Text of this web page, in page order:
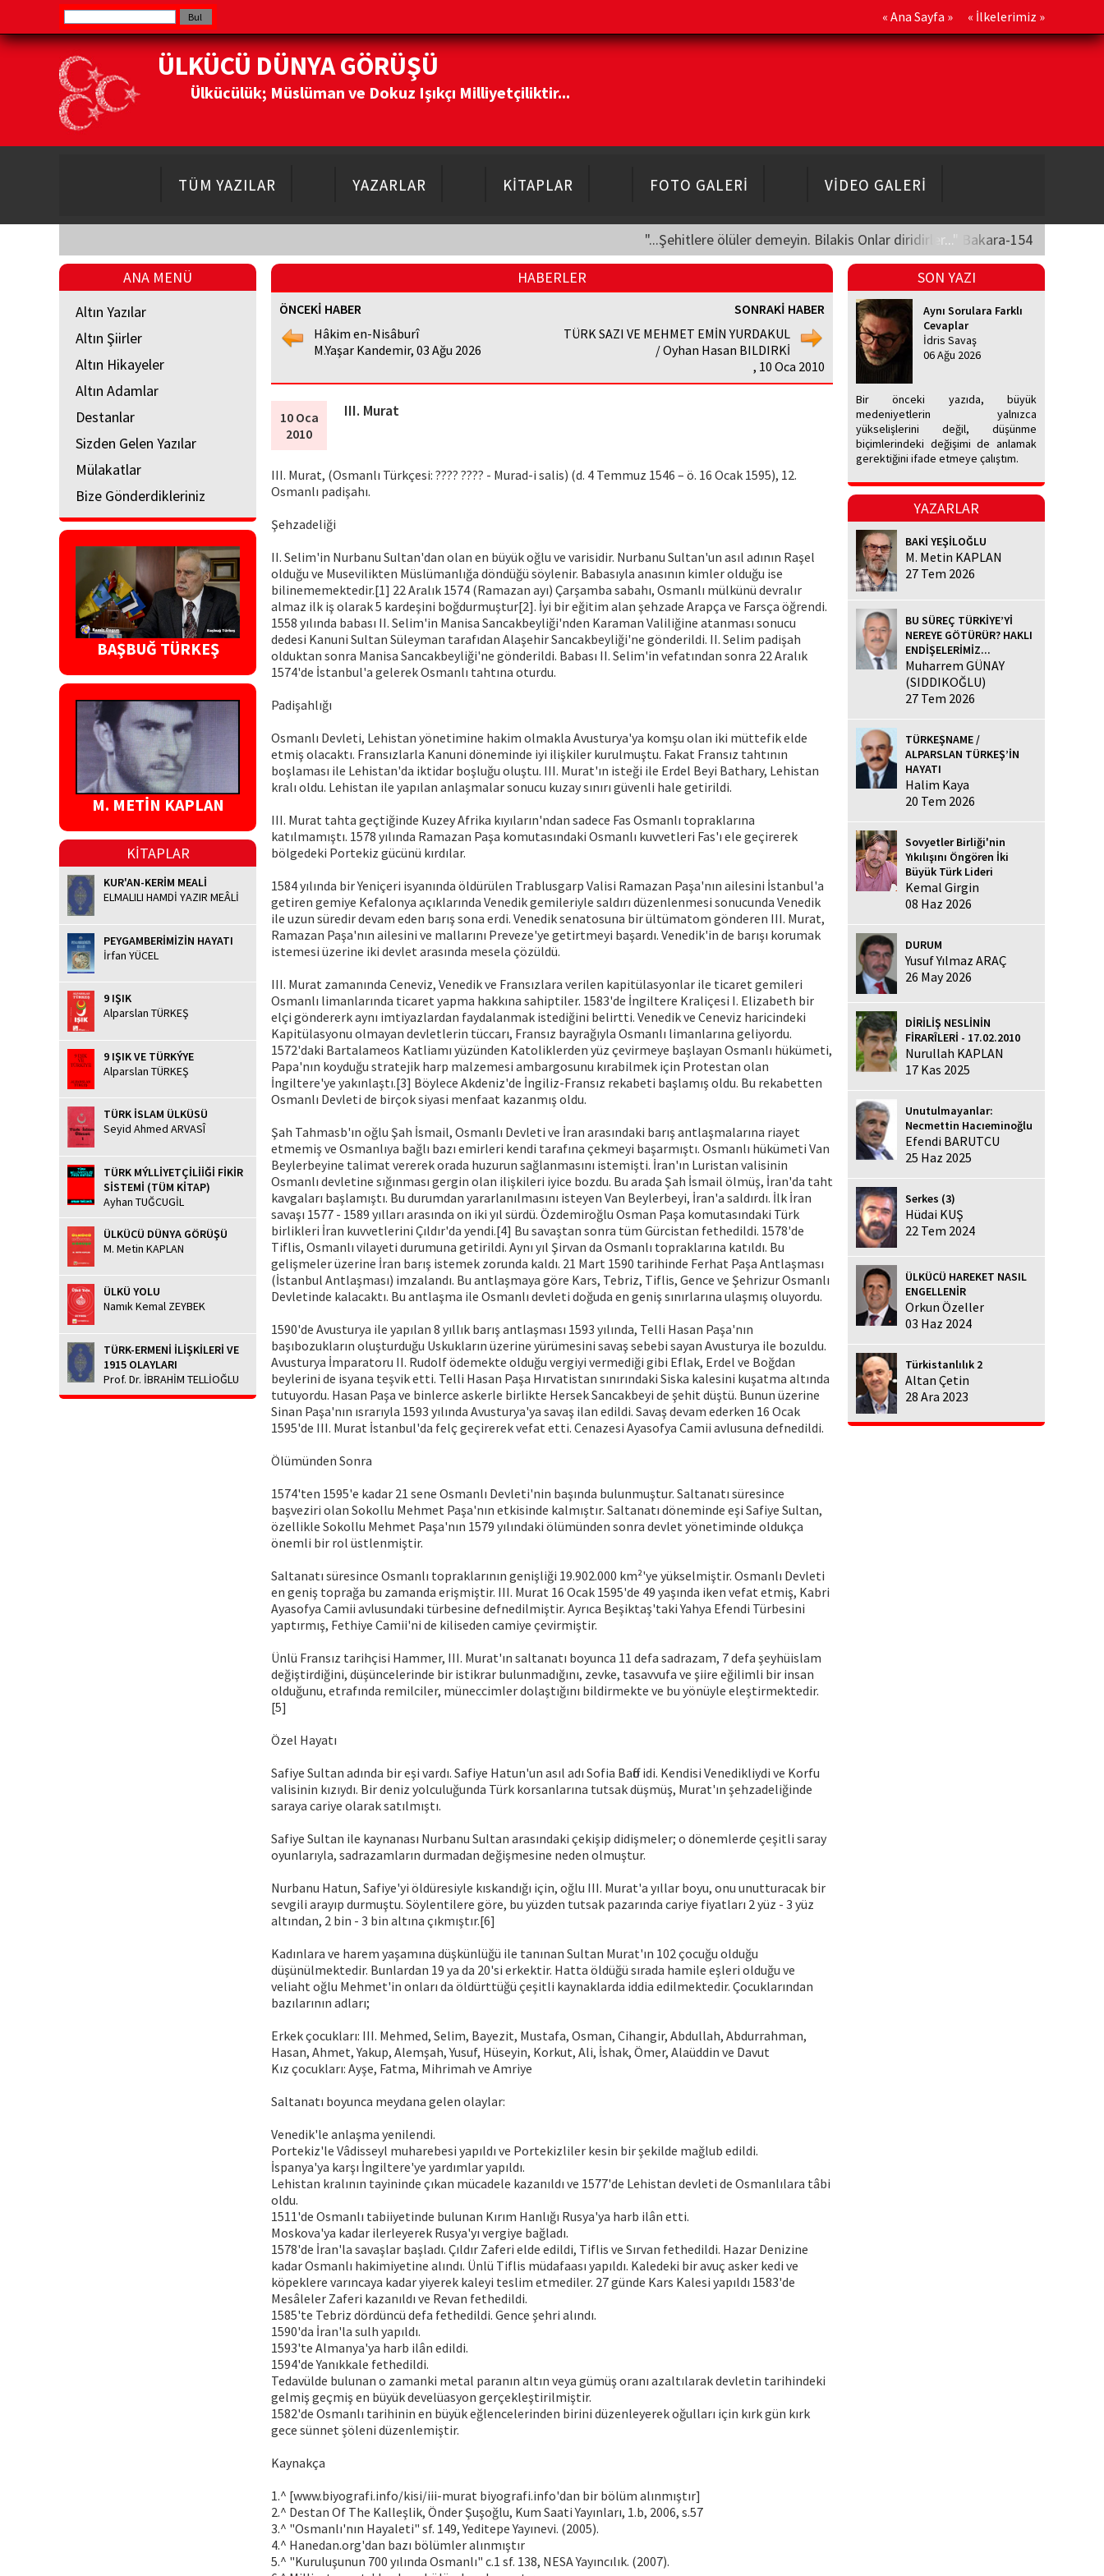
« Ana Sayfa » « İlkelerimiz »
ÜLKÜCÜ DÜNYA GÖRÜŞÜ
Ülkücülük; Müslüman ve Dokuz Işıkçı Milliyetçiliktir...
TÜM YAZILAR YAZARLAR KİTAPLAR FOTO GALERİ VİDEO GALERİ
"...Şehitlere ölüler demeyin. Bilakis Onlar diridirler..." Bakara-154
ANA MENÜ
Altın Yazılar
Altın Şiirler
Altın Hikayeler
Altın Adamlar
Destanlar
Sizden Gelen Yazılar
Mülakatlar
Bize Gönderdikleriniz
BAŞBUĞ TÜRKEŞ
M. METİN KAPLAN
KİTAPLAR
KUR'AN-KERİM MEALİ
ELMALILI HAMDİ YAZIR MEÂLİ
PEYGAMBERİMİZİN HAYATI
İrfan YÜCEL
9 IŞIK
Alparslan TÜRKEŞ
9 IŞIK VE TÜRKÝYE
Alparslan TÜRKEŞ
TÜRK İSLAM ÜLKÜSÜ
Seyid Ahmed ARVASÎ
TÜRK MÝLLİYETÇİLİİĞİ FİKİR
SİSTEMİ (TÜM KİTAP)
Ayhan TUĞCUGİL
ÜLKÜCÜ DÜNYA GÖRÜŞÜ
M. Metin KAPLAN
ÜLKÜ YOLU
Namık Kemal ZEYBEK
TÜRK-ERMENİ İLİŞKİLERİ VE
1915 OLAYLARI
Prof. Dr. İBRAHİM TELLİOĞLU
HABERLER
ÖNCEKİ HABER
Hâkim en-Nisâburî
M.Yaşar Kandemir, 03 Ağu 2026
SONRAKİ HABER
TÜRK SAZI VE MEHMET EMİN YURDAKUL
/ Oyhan Hasan BILDIRKİ
, 10 Oca 2010
10 Oca
2010
III. Murat
III. Murat, (Osmanlı Türkçesi: ???? ???? - Murad-i salis) (d. 4 Temmuz 1546 – ö. 16 Ocak 1595), 12.
Osmanlı padişahı.
Şehzadeliği
II. Selim'in Nurbanu Sultan'dan olan en büyük oğlu ve varisidir. Nurbanu Sultan'un asıl adının Raşel
olduğu ve Musevilikten Müslümanlığa döndüğü söylenir. Babasıyla anasının kimler olduğu ise
bilinememektedir.[1] 22 Aralık 1574 (Ramazan ayı) Çarşamba sabahı, Osmanlı mülkünü devralır
almaz ilk iş olarak 5 kardeşini boğdurmuştur[2]. İyi bir eğitim alan şehzade Arapça ve Farsça öğrendi.
1558 yılında babası II. Selim'in Manisa Sancakbeyliği'nden Karaman Valiliğine atanması sonucu
dedesi Kanuni Sultan Süleyman tarafıdan Alaşehir Sancakbeyliği'ne gönderildi. II. Selim padişah
olduktan sonra Manisa Sancakbeyliği'ne gönderildi. Babası II. Selim'in vefatından sonra 22 Aralık
1574'de İstanbul'a gelerek Osmanlı tahtına oturdu.
Padişahlığı
Osmanlı Devleti, Lehistan yönetimine hakim olmakla Avusturya'ya komşu olan iki müttefik elde
etmiş olacaktı. Fransızlarla Kanuni döneminde iyi ilişkiler kurulmuştu. Fakat Fransız tahtının
boşlaması ile Lehistan'da iktidar boşluğu oluştu. III. Murat'ın isteği ile Erdel Beyi Bathary, Lehistan
kralı oldu. Lehistan ile yapılan anlaşmalar sonucu kuzay sınırı güvenli hale getirildi.
III. Murat tahta geçtiğinde Kuzey Afrika kıyıların'ndan sadece Fas Osmanlı topraklarına
katılmamıştı. 1578 yılında Ramazan Paşa komutasındaki Osmanlı kuvvetleri Fas'ı ele geçirerek
bölgedeki Portekiz gücünü kırdılar.
1584 yılında bir Yeniçeri isyanında öldürülen Trablusgarp Valisi Ramazan Paşa'nın ailesini İstanbul'a
getiren gemiye Kefalonya açıklarında Venedik gemileriyle saldırı düzenlenmesi sonucunda Venedik
ile uzun süredir devam eden barış sona erdi. Venedik senatosuna bir ültümatom gönderen III. Murat,
Ramazan Paşa'nın ailesini ve mallarını Preveze'ye getirtmeyi başardı. Venedik'in de barışı korumak
istemesi üzerine iki devlet arasında mesela çözüldü.
III. Murat zamanında Ceneviz, Venedik ve Fransızlara verilen kapitülasyonlar ile ticaret gemileri
Osmanlı limanlarında ticaret yapma hakkına sahiptiler. 1583'de İngiltere Kraliçesi I. Elizabeth bir
elçi göndererk aynı imtiyazlardan faydalanmak istediğini belirtti. Venedik ve Ceneviz haricindeki
Kapitülasyonu olmayan devletlerin tüccarı, Fransız bayrağıyla Osmanlı limanlarına geliyordu.
1572'daki Bartalameos Katliamı yüzünden Katoliklerden yüz çevirmeye başlayan Osmanlı hükümeti,
Papa'nın koyduğu stratejik harp malzemesi ambargosunu kırabilmek için Protestan olan
İngiltere'ye yakınlaştı.[3] Böylece Akdeniz'de İngiliz-Fransız rekabeti başlamış oldu. Bu rekabetten
Osmanlı Devleti de birçok siyasi menfaat kazanmış oldu.
Şah Tahmasb'ın oğlu Şah İsmail, Osmanlı Devleti ve İran arasındaki barış antlaşmalarına riayet
etmemiş ve Osmanlıya bağlı bazı emirleri kendi tarafına çekmeyi başarmıştı. Osmanlı hükümeti Van
Beylerbeyine talimat vererek orada huzurun sağlanmasını istemişti. İran'ın Luristan valisinin
Osmanlı devletine sığınması gergin olan ilişkileri iyice bozdu. Bu arada Şah İsmail ölmüş, İran'da taht
kavgaları başlamıştı. Bu durumdan yararlanılmasını isteyen Van Beylerbeyi, İran'a saldırdı. İlk İran
savaşı 1577 - 1589 yılları arasında on iki yıl sürdü. Özdemiroğlu Osman Paşa komutasındaki Türk
birlikleri İran kuvvetlerini Çıldır'da yendi.[4] Bu savaştan sonra tüm Gürcistan fethedildi. 1578'de
Tiflis, Osmanlı vilayeti durumuna getirildi. Aynı yıl Şirvan da Osmanlı topraklarına katıldı. Bu
gelişmeler üzerine İran barış istemek zorunda kaldı. 21 Mart 1590 tarihinde Ferhat Paşa Antlaşması
(İstanbul Antlaşması) imzalandı. Bu antlaşmaya göre Kars, Tebriz, Tiflis, Gence ve Şehrizur Osmanlı
Devletinde kalacaktı. Bu antlaşma ile Osmanlı devleti doğuda en geniş sınırlarına ulaşmış oluyordu.
1590'de Avusturya ile yapılan 8 yıllık barış antlaşması 1593 yılında, Telli Hasan Paşa'nın
başıbozukların oluşturduğu Uskukların üzerine yürümesini savaş sebebi sayan Avusturya ile bozuldu.
Avusturya İmparatoru II. Rudolf ödemekte olduğu vergiyi vermediği gibi Eflak, Erdel ve Boğdan
beylerini de isyana teşvik etti. Telli Hasan Paşa Hırvatistan sınırındaki Siska kalesini kuşatma altında
tutuyordu. Hasan Paşa ve binlerce askerle birlikte Hersek Sancakbeyi de şehit düştü. Bunun üzerine
Sinan Paşa'nın ısrarıyla 1593 yılında Avusturya'ya savaş ilan edildi. Savaş devam ederken 16 Ocak
1595'de III. Murat İstanbul'da felç geçirerek vefat etti. Cenazesi Ayasofya Camii avlusuna defnedildi.
Ölümünden Sonra
1574'ten 1595'e kadar 21 sene Osmanlı Devleti'nin başında bulunmuştur. Saltanatı süresince
başveziri olan Sokollu Mehmet Paşa'nın etkisinde kalmıştır. Saltanatı döneminde eşi Safiye Sultan,
özellikle Sokollu Mehmet Paşa'nın 1579 yılındaki ölümünden sonra devlet yönetiminde oldukça
önemli bir rol üstlenmiştir.
Saltanatı süresince Osmanlı topraklarının genişliği 19.902.000 km²'ye yükselmiştir. Osmanlı Devleti
en geniş toprağa bu zamanda erişmiştir. III. Murat 16 Ocak 1595'de 49 yaşında iken vefat etmiş, Kabri
Ayasofya Camii avlusundaki türbesine defnedilmiştir. Ayrıca Beşiktaş'taki Yahya Efendi Türbesini
yaptırmış, Fethiye Camii'ni de kiliseden camiye çevirmiştir.
Ünlü Fransız tarihçisi Hammer, III. Murat'ın saltanatı boyunca 11 defa sadrazam, 7 defa şeyhüislam
değiştirdiğini, düşüncelerinde bir istikrar bulunmadığını, zevke, tasavvufa ve şiire eğilimli bir insan
olduğunu, etrafında remilciler, müneccimler dolaştığını bildirmekte ve bu yönüyle eleştirmektedir.
[5]
Özel Hayatı
Safiye Sultan adında bir eşi vardı. Safiye Hatun'un asıl adı Sofia Baffo idi. Kendisi Venedikliydi ve Korfu
valisinin kızıydı. Bir deniz yolculuğunda Türk korsanlarına tutsak düşmüş, Murat'ın şehzadeliğinde
saraya cariye olarak satılmıştı.
Safiye Sultan ile kaynanası Nurbanu Sultan arasındaki çekişip didişmeler; o dönemlerde çeşitli saray
oyunlarıyla, sadrazamların durmadan değişmesine neden olmuştur.
Nurbanu Hatun, Safiye'yi öldüresiyle kıskandığı için, oğlu III. Murat'a yıllar boyu, onu unutturacak bir
sevgili arayıp durmuştu. Söylentilere göre, bu yüzden tutsak pazarında cariye fiyatları 2 yüz - 3 yüz
altından, 2 bin - 3 bin altına çıkmıştır.[6]
Kadınlara ve harem yaşamına düşkünlüğü ile tanınan Sultan Murat'ın 102 çocuğu olduğu
düşünülmektedir. Bunlardan 19 ya da 20'si erkektir. Hatta öldüğü sırada hamile eşleri olduğu ve
veliaht oğlu Mehmet'in onları da öldürttüğü çeşitli kaynaklarda iddia edilmektedir. Çocuklarından
bazılarının adları;
Erkek çocukları: III. Mehmed, Selim, Bayezit, Mustafa, Osman, Cihangir, Abdullah, Abdurrahman,
Hasan, Ahmet, Yakup, Alemşah, Yusuf, Hüseyin, Korkut, Ali, İshak, Ömer, Alaüddin ve Davut
Kız çocukları: Ayşe, Fatma, Mihrimah ve Amriye
Saltanatı boyunca meydana gelen olaylar:
Venedik'le anlaşma yenilendi.
Portekiz'le Vâdisseyl muharebesi yapıldı ve Portekizliler kesin bir şekilde mağlub edildi.
İspanya'ya karşı İngiltere'ye yardımlar yapıldı.
Lehistan kralının tayininde çıkan mücadele kazanıldı ve 1577'de Lehistan devleti de Osmanlılara tâbi
oldu.
1511'de Osmanlı tabiiyetinde bulunan Kırım Hanlığı Rusya'ya harb ilân etti.
Moskova'ya kadar ilerleyerek Rusya'yı vergiye bağladı.
1578'de İran'la savaşlar başladı. Çıldır Zaferi elde edildi, Tiflis ve Sırvan fethedildi. Hazar Denizine
kadar Osmanlı hakimiyetine alındı. Ünlü Tiflis müdafaası yapıldı. Kaledeki bir avuç asker kedi ve
köpeklere varıncaya kadar yiyerek kaleyi teslim etmediler. 27 günde Kars Kalesi yapıldı 1583'de
Mesâleler Zaferi kazanıldı ve Revan fethedildi.
1585'te Tebriz dördüncü defa fethedildi. Gence şehri alındı.
1590'da İran'la sulh yapıldı.
1593'te Almanya'ya harb ilân edildi.
1594'de Yanıkkale fethedildi.
Tedavülde bulunan o zamanki metal paranın altın veya gümüş oranı azaltılarak devletin tarihindeki
gelmiş geçmiş en büyük develüasyon gerçekleştirilmiştir.
1582'de Osmanlı tarihinin en büyük eğlencelerinden birini düzenleyerek oğulları için kırk gün kırk
gece sünnet şöleni düzenlemiştir.
Kaynakça
1.^ [www.biyografi.info/kisi/iii-murat biyografi.info'dan bir bölüm alınmıştır]
2.^ Destan Of The Kalleşlik, Önder Şuşoğlu, Kum Saati Yayınları, 1.b, 2006, s.57
3.^ "Osmanlı'nın Hayaleti" sf. 149, Yeditepe Yayınevi. (2005).
4.^ Hanedan.org'dan bazı bölümler alınmıştır
5.^ "Kuruluşunun 700 yılında Osmanlı" c.1 sf. 138, NESA Yayıncılık. (2007).
SON YAZI
Aynı Sorulara Farklı
Cevaplar
İdris Savaş
06 Ağu 2026
Bir önceki yazıda, büyük
medeniyetlerin yalnızca
yükselişlerini değil, düşünme
biçimlerindeki değişimi de anlamak
gerektiğini ifade etmeye çalıştım.
YAZARLAR
BAKİ YEŞİLOĞLU
M. Metin KAPLAN
27 Tem 2026
BU SÜREÇ TÜRKİYE’Yİ
NEREYE GÖTÜRÜR? HAKLI
ENDİŞELERİMİZ...
Muharrem GÜNAY
(SIDDIKOĞLU)
27 Tem 2026
TÜRKEŞNAME /
ALPARSLAN TÜRKEŞ’İN
HAYATI
Halim Kaya
20 Tem 2026
Sovyetler Birliği'nin
Yıkılışını Öngören İki
Büyük Türk Lideri
Kemal Girgin
08 Haz 2026
DURUM
Yusuf Yılmaz ARAÇ
26 May 2026
DİRİLİŞ NESLİNİN
FİRARÎLERİ - 17.02.2010
Nurullah KAPLAN
17 Kas 2025
Unutulmayanlar:
Necmettin Hacıeminoğlu
Efendi BARUTCU
25 Haz 2025
Serkes (3)
Hüdai KUŞ
22 Tem 2024
ÜLKÜCÜ HAREKET NASIL
ENGELLENİR
Orkun Özeller
03 Haz 2024
Türkistanlılık 2
Altan Çetin
28 Ara 2023